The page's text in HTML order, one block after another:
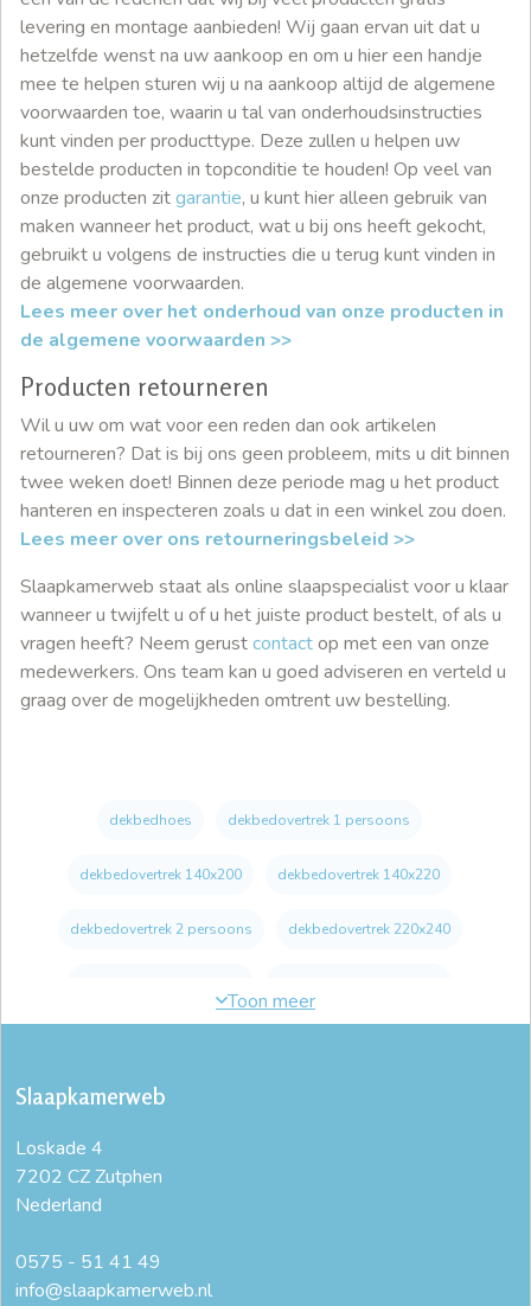
levering en montage aanbieden! Wij gaan ervan uit dat u
hetzelfde wenst na uw aankoop en om u hier een handje
mee te helpen sturen wij u na aankoop altijd de algemene
voorwaarden toe, waarin u tal van onderhoudsinstructies
kunt vinden per producttype. Deze zullen u helpen uw
bestelde producten in topconditie te houden! Op veel van
onze producten zitgarantie, u kunt hier alleen gebruik van
maken wanneer het product, wat u bij ons heeft gekocht,
gebruikt u volgens de instructies die u terug kunt vinden in
de algemene voorwaarden.
Lees meer over het onderhoud van onze producten in
de algemene voorwaarden >>
Producten retourneren
Wil u uw om wat voor een reden dan ook artikelen
retourneren? Dat is bij ons geen probleem, mits u dit binnen
twee weken doet! Binnen deze periode mag u het product
hanteren en inspecteren zoals u dat in een winkel zou doen.
Lees meer over ons retourneringsbeleid >>
Slaapkamerweb staat als online slaapspecialist voor u klaar
wanneer u twijfelt u of u het juiste product bestelt, of als u
vragen heeft? Neem gerustcontactop met een van onze
medewerkers. Ons team kan u goed adviseren en verteld u
graag over de mogelijkheden omtrent uw bestelling.
dekbedhoes dekbedovertrek 1 persoons
dekbedovertrek 140x200 dekbedovertrek 140x220
dekbedovertrek 2 persoons dekbedovertrek 220x240
dekbedovertrek 240x220 wit
dekbedovertrek eenpersoonsbed
dekbedovertrek ledikant
Slaapkamerweb
Loskade 4
7202 CZ Zutphen
Nederland
0575 - 51 41 49
info@slaapkamerweb.nl